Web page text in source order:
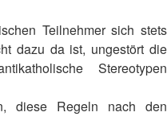
Teilnehmer sich stets
dazu da ist, ungestört die
Stereotypen
diese Regeln nach den